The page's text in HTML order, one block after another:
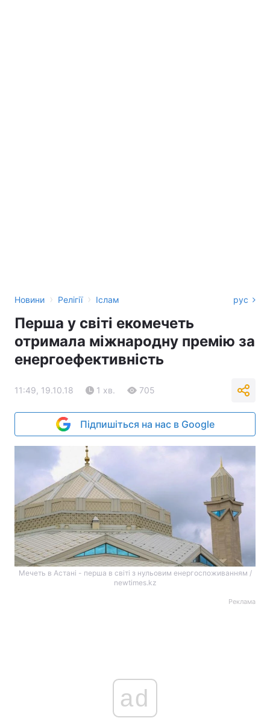
Новини › Релігії › Іслам рус
Перша у світі екомечеть
отримала міжнародну премію за
енергоефективність
11:49, 19.10.18 1 хв. 705
Підпишіться на нас в Google
Мечеть в Астані - перша в світі з нульовим енергоспоживанням /
newtimes.kz
Реклама
ad